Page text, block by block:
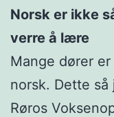
Norsk er ikke
verre å lære
Mange dører
norsk. Dette så
Røros